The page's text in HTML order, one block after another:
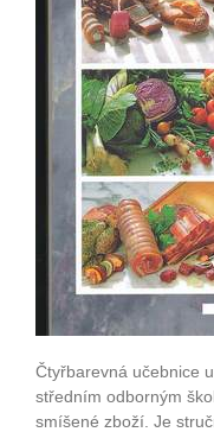
Čtyřbarevná učebnice
středním odborným
smíšené zboží. Je